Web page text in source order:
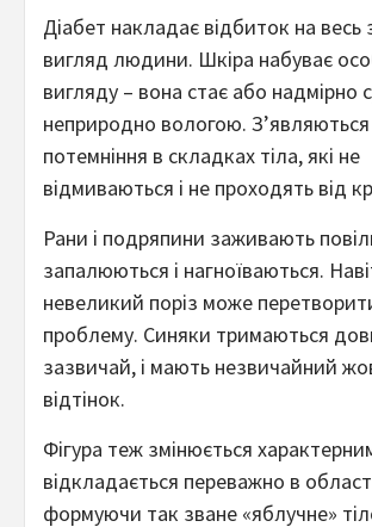
Діабет накладає відбиток на весь
вигляд людини. Шкіра набуває
вигляду – вона стає або надмірно
неприродно вологою. З’являються
потемніння в складках тіла, які не
відмиваються і не проходять від
Рани і подряпини заживають
запалюються і нагноїваються.
невеликий поріз може
проблему. Синяки тримаються
зазвичай, і мають незвичайний
відтінок.
Фігура теж змінюється
відкладається переважно в
формуючи так зване «яблучне»